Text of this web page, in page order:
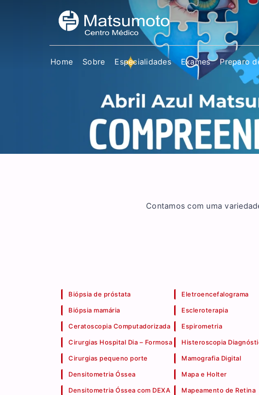
Home Sobre Especialidades Exames Preparo
Contamos com uma
Biópsia de próstata
Biópsia mamária
Ceratoscopia Computadorizada
Cirurgias Hospital Dia – Formosa
Cirurgias pequeno porte
Densitometria Óssea
Densitometria Óssea com DEXA
Eletroencefalograma
Escleroterapia
Espirometria
Histeroscopia
Mamografia Digital
Mapa e Holter
Mapeamento de Retina